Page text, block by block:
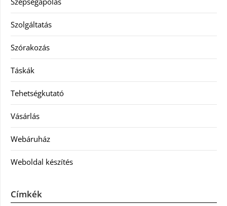
Szolgáltatás
Szórakozás
Táskák
Tehetségkutató
Vásárlás
Webáruház
Weboldal készítés
Címkék